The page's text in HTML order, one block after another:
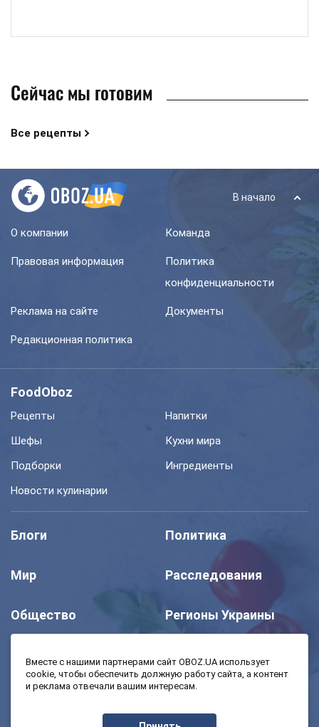
Сейчас мы готовим
Все рецепты
В начало
О компании Команда
Правовая информация
Политика
конфиденциальности
Реклама на сайте Документы
Редакционная политика
FoodOboz
Рецепты
Напитки
Шефы
Кухни мира
Подборки
Ингредиенты
Новости кулинарии
Блоги Политика
Мир Расследования
Общество Регионы Украины
Шоу Спорт
Моя школа Авто
Вместе с нашими партнерами сайт OBOZ.UA использует
cookie, чтобы обеспечить должную работу сайта, а контент
и реклама отвечали вашим интересам.